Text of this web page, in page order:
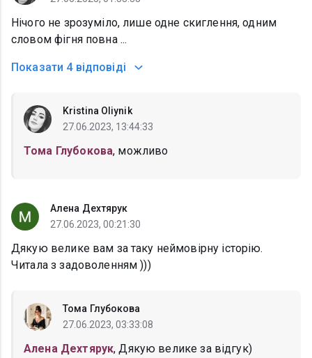
Нічого не зрозуміло, лише одне скиглення, одним
словом фігня повна ...
Показати 4 відповіді
Kristina Oliynik
27.06.2023, 13:44:33
Тома Глубокова, можливо
Алена Дехтярук
27.06.2023, 00:21:30
Дякую велике вам за таку неймовірну історію.
Читала з задоволенням )))
Тома Глубокова
27.06.2023, 03:33:08
Алена Дехтярук, Дякую велике за відгук)